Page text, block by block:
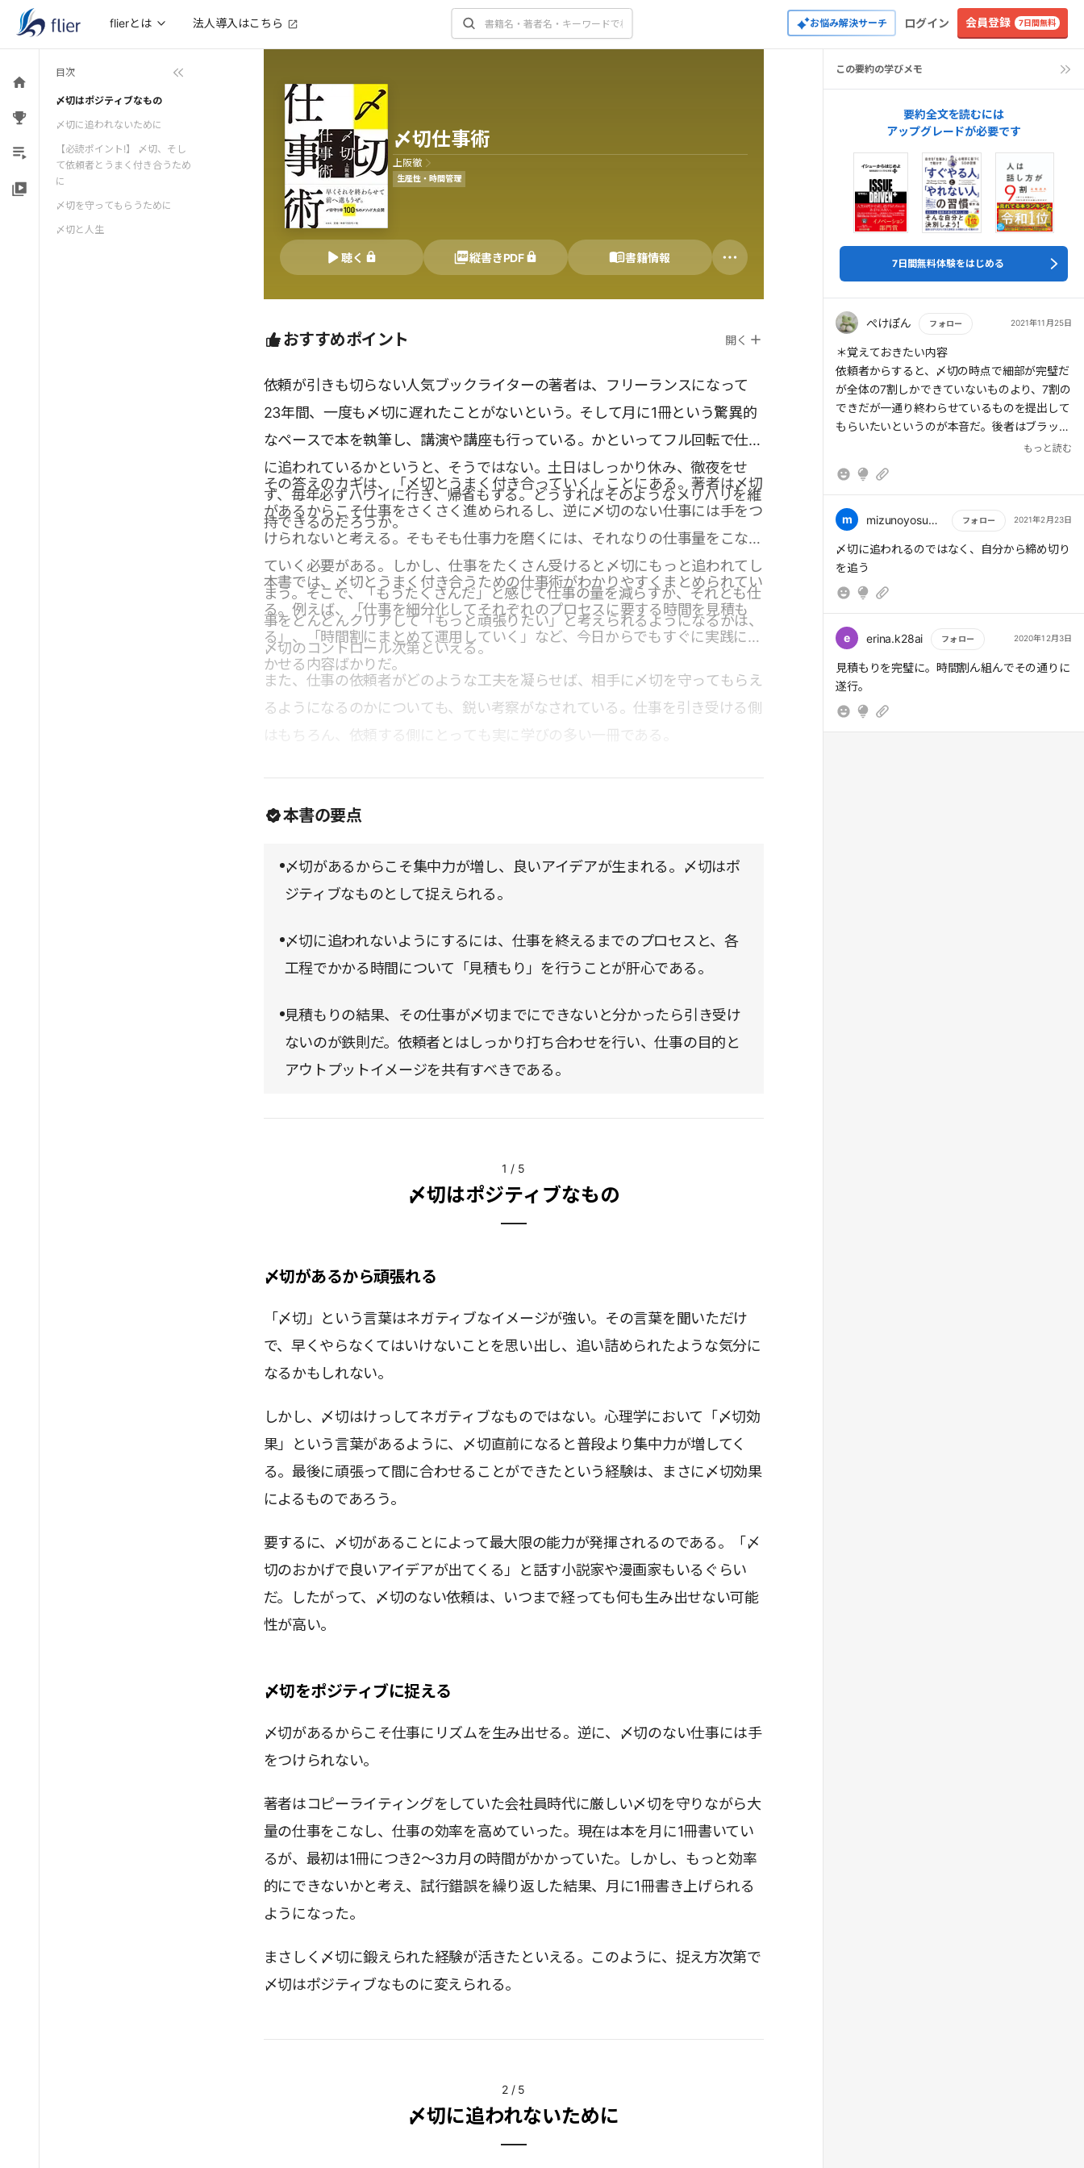
flierとは 法人導入はこちら お悩み解決サーチ ログイン 会員登録 7日間無料
目次
〆切はポジティブなもの
〆切に追われないために
【必読ポイント!】 〆切、そし
て依頼者とうまく付き合うため
に
〆切を守ってもらうために
〆切と人生
〆切仕事術
上阪徹
生産性・時間管理
聴く 縦書きPDF 書籍情報
おすすめポイント 開く
依頼が引きも切らない人気ブックライターの著者は、フリーランスになって
23年間、一度も〆切に遅れたことがないという。そして月に1冊という驚異的
なペースで本を執筆し、講演や講座も行っている。かといってフル回転で仕事
に追われているかというと、そうではない。土日はしっかり休み、徹夜をせ
ず、毎年必ずハワイに行き、帰省もする。どうすればそのようなメリハリを維
持できるのだろうか。
その答えのカギは、「〆切とうまく付き合っていく」ことにある。著者は〆切
があるからこそ仕事をさくさく進められるし、逆に〆切のない仕事には手をつ
けられないと考える。そもそも仕事力を磨くには、それなりの仕事量をこなし
ていく必要がある。しかし、仕事をたくさん受けると〆切にもっと追われてし
まう。そこで、「もうたくさんだ」と感じて仕事の量を減らすか、それとも仕
事をどんどんクリアして「もっと頑張りたい」と考えられるようになるかは、
〆切のコントロール次第といえる。
本書では、〆切とうまく付き合うための仕事術がわかりやすくまとめられてい
る。例えば、「仕事を細分化してそれぞれのプロセスに要する時間を見積も
る」、「時間割にまとめて運用していく」など、今日からでもすぐに実践に活
かせる内容ばかりだ。
また、仕事の依頼者がどのような工夫を凝らせば、相手に〆切を守ってもらえ
るようになるのかについても、鋭い考察がなされている。仕事を引き受ける側
はもちろん、依頼する側にとっても実に学びの多い一冊である。
本書の要点
〆切があるからこそ集中力が増し、良いアイデアが生まれる。〆切はポ
ジティブなものとして捉えられる。
〆切に追われないようにするには、仕事を終えるまでのプロセスと、各
工程でかかる時間について「見積もり」を行うことが肝心である。
見積もりの結果、その仕事が〆切までにできないと分かったら引き受け
ないのが鉄則だ。依頼者とはしっかり打ち合わせを行い、仕事の目的と
アウトプットイメージを共有すべきである。
1 / 5
〆切はポジティブなもの
〆切があるから頑張れる
「〆切」という言葉はネガティブなイメージが強い。その言葉を聞いただけ
で、早くやらなくてはいけないことを思い出し、追い詰められたような気分に
なるかもしれない。
しかし、〆切はけっしてネガティブなものではない。心理学において「〆切効
果」という言葉があるように、〆切直前になると普段より集中力が増してく
る。最後に頑張って間に合わせることができたという経験は、まさに〆切効果
によるものであろう。
要するに、〆切があることによって最大限の能力が発揮されるのである。「〆
切のおかげで良いアイデアが出てくる」と話す小説家や漫画家もいるぐらい
だ。したがって、〆切のない依頼は、いつまで経っても何も生み出せない可能
性が高い。
〆切をポジティブに捉える
〆切があるからこそ仕事にリズムを生み出せる。逆に、〆切のない仕事には手
をつけられない。
著者はコピーライティングをしていた会社員時代に厳しい〆切を守りながら大
量の仕事をこなし、仕事の効率を高めていった。現在は本を月に1冊書いてい
るが、最初は1冊につき2～3カ月の時間がかかっていた。しかし、もっと効率
的にできないかと考え、試行錯誤を繰り返した結果、月に1冊書き上げられる
ようになった。
まさしく〆切に鍛えられた経験が活きたといえる。このように、捉え方次第で
〆切はポジティブなものに変えられる。
2/ 5
〆切に追われないために
この要約の学びメモ
要約全文を読むには
アップグレードが必要です
7日間無料体験をはじめる
ぺけぽん フォロー 2021年11月25日
もっと読む
＊覚えておきたい内容
依頼者からすると、〆切の時点で細部が完璧だ
が全体の7割しかできていないものより、7割の
できだが一通り終わらせているものを提出して
もらいたいというのが本音だ。後者はブラッシ
ュアップをすればよいが、前者は残りの3割を
きい。
「最後まで完成していないから〆切までに送れ
終わらせることをあらかじめお願いしておく必
要がある。
もっと読む
m mizunoyosuke77 フォロー 2021年2月23日
もっと読む
〆切に追われるのではなく、自分から締め切り
を追う
e erina.k28ai フォロー 2020年12月3日
もっと読む
見積もりを完璧に。時間割ん組んでその通りに
遂行。